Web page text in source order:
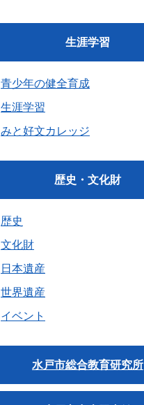
生涯学習
青少年の健全育成
生涯学習
みと好文カレッジ
歴史・文化財
歴史
文化財
日本遺産
世界遺産
イベント
水戸市総合教育研究所